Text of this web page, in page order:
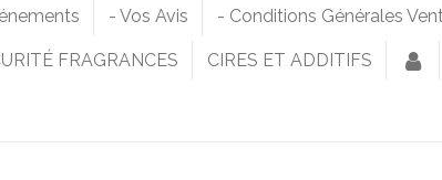
- Vos Avis - Conditions Générales
FRAGRANCES CIRES ET ADDITIFS